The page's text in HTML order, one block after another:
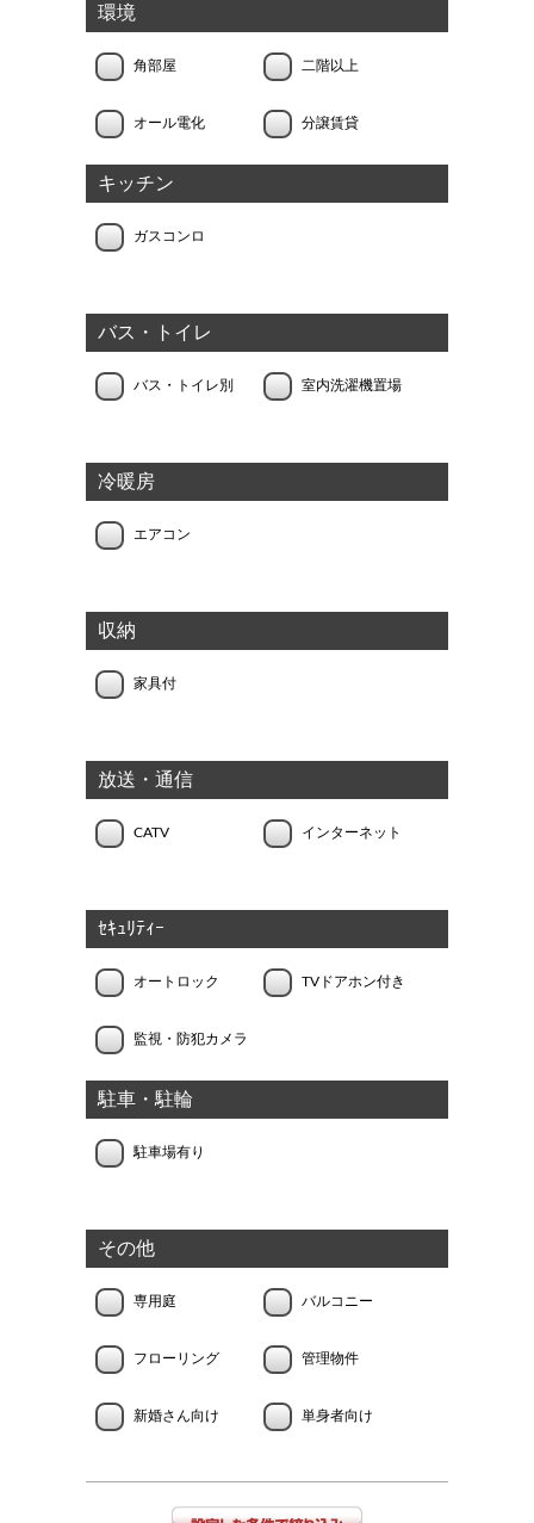
環境
角部屋 二階以上
オール電化 分譲賃貸
キッチン
ガスコンロ
バス・トイレ
バス・トイレ別 室内洗濯機置場
冷暖房
エアコン
収納
家具付
放送・通信
CATV インターネット
ｾｷｭﾘﾃｨｰ
オートロック TVドアホン付き
監視・防犯カメラ
駐車・駐輪
駐車場有り
その他
専用庭 バルコニー
フローリング 管理物件
新婚さん向け 単身者向け